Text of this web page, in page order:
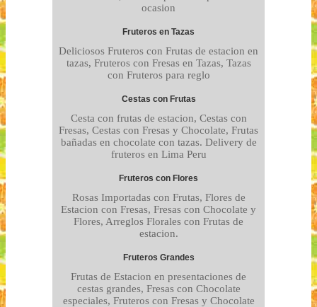
ocasion
Fruteros en Tazas
Deliciosos Fruteros con Frutas de estacion en
tazas, Fruteros con Fresas en Tazas, Tazas
con Fruteros para reglo
Cestas con Frutas
Cesta con frutas de estacion, Cestas con
Fresas, Cestas con Fresas y Chocolate, Frutas
bañadas en chocolate con tazas. Delivery de
fruteros en Lima Peru
Fruteros con Flores
Rosas Importadas con Frutas, Flores de
Estacion con Fresas, Fresas con Chocolate y
Flores, Arreglos Florales con Frutas de
estacion.
Fruteros Grandes
Frutas de Estacion en presentaciones de
cestas grandes, Fresas con Chocolate
especiales, Fruteros con Fresas y Chocolate